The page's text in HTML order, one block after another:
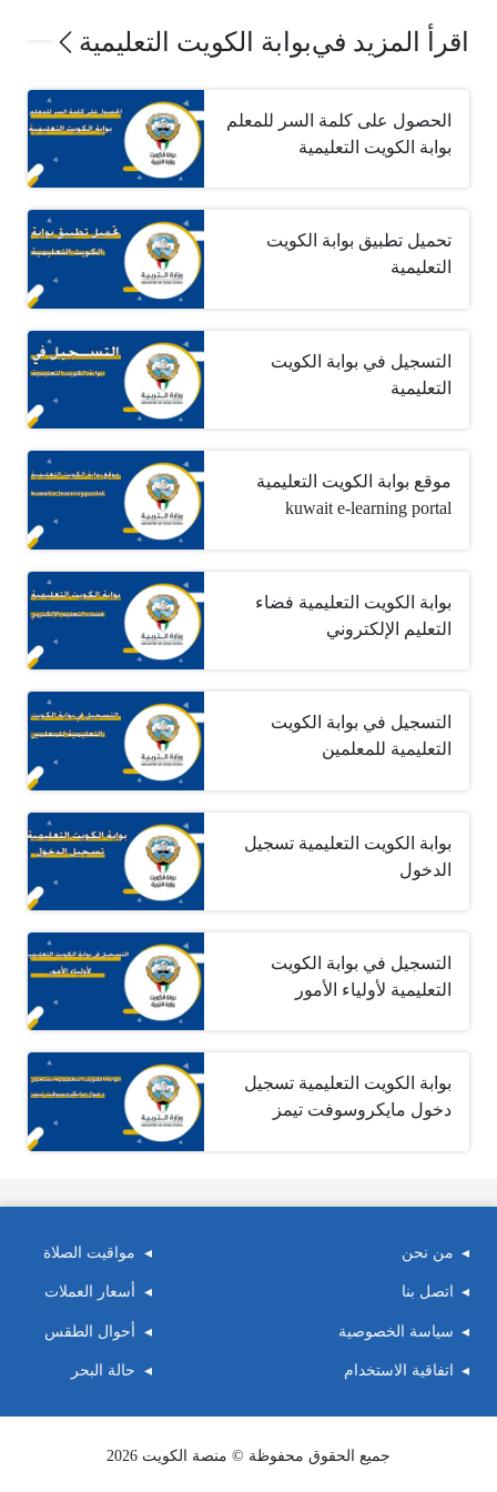
اقرأ المزيد فيبوابة الكويت التعليمية
الحصول على كلمة السر للمعلم
بوابة الكويت التعليمية
تحميل تطبيق بوابة الكويت
التعليمية
التسجيل في بوابة الكويت
التعليمية
موقع بوابة الكويت التعليمية
kuwait e-learning portal
بوابة الكويت التعليمية فضاء
التعليم الإلكتروني
التسجيل في بوابة الكويت
التعليمية للمعلمين
بوابة الكويت التعليمية تسجيل
الدخول
التسجيل في بوابة الكويت
التعليمية لأولياء الأمور
بوابة الكويت التعليمية تسجيل
دخول مايكروسوفت تيمز
من نحن
اتصل بنا
سياسة الخصوصية
اتفاقية الاستخدام
مواقيت الصلاة
أسعار العملات
أحوال الطقس
حالة البحر
جميع الحقوق محفوظة © منصة الكويت 2026